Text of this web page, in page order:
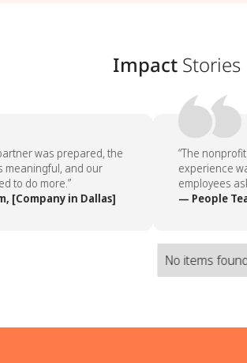
Impact Stories
was prepared, the
and our
to do more.”
[Company in Dallas]
“The
experience
employees
— People
No items